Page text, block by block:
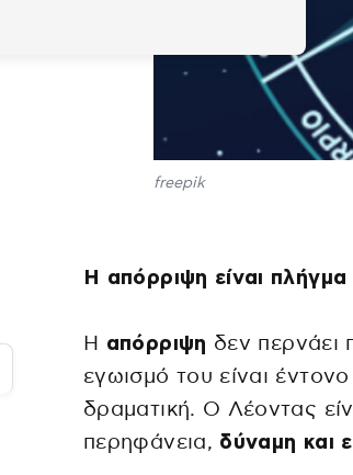
freepik
Η απόρριψη είναι
Η απόρριψη δεν περνάει
εγωισμό του είναι
δραματική. Ο Λέοντας
περηφάνεια, δύναμη και